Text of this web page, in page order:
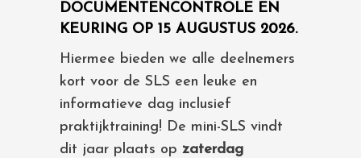
DOCUMENTENCONTROLE EN
KEURING OP 15 AUGUSTUS 2026.
Hiermee bieden we alle deelnemers
kort voor de SLS een leuke en
informatieve dag inclusief
praktijktraining! De mini-SLS vindt
dit jaar plaats op zaterdag